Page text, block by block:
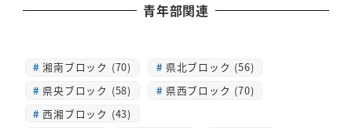
青年部関連
湘南ブロック (70)
県北ブロック (56)
県央ブロック (58)
県西ブロック (70)
西湘ブロック (43)